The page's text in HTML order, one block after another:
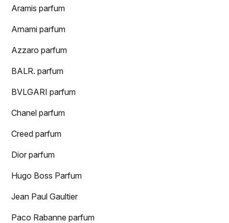
Aramis parfum
Arnami parfum
Azzaro parfum
BALR. parfum
BVLGARI parfum
Chanel parfum
Creed parfum
Dior parfum
Hugo Boss Parfum
Jean Paul Gaultier
Paco Rabanne parfum